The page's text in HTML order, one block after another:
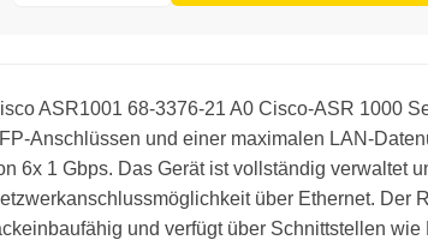
ASR1001 68-3376-21 A0 Cisco-ASR 1000
Anschlüssen und einer maximalen LAN-
6x 1 Gbps. Das Gerät ist vollständig verwaltet
über Ethernet. Der
und verfügt über Schnittstellen wie